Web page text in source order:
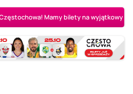
Mamy bilety na wyjątkowy